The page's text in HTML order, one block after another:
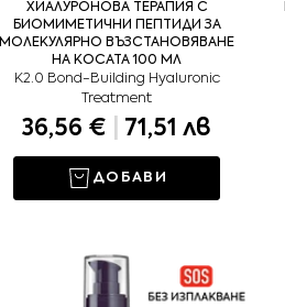
ХИАЛУРОНОВА ТЕРАПИЯ С
БИОМИМЕТИЧНИ ПЕПТИДИ ЗА
МОЛЕКУЛЯРНО ВЪЗСТАНОВЯВАНЕ
НА КОСАТА 100 МЛ
K2.0 Bond-Building Hyaluronic
Treatment
36,56 € 71,51 лв
ДОБАВИ